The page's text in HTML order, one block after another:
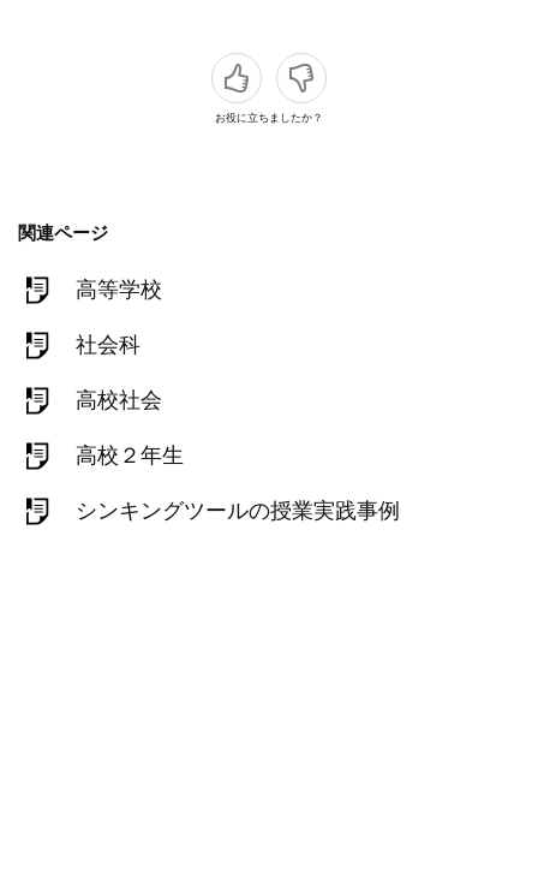
お役に立ちましたか？
関連ページ
高等学校
社会科
高校社会
高校２年生
シンキングツールの授業実践事例